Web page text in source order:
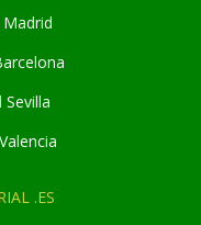
Madrid
Sevilla
.ES